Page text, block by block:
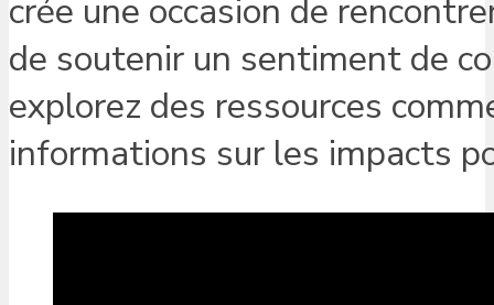
crée une occasion de
de soutenir un sentiment de
explorez des ressources
informations sur les impacts